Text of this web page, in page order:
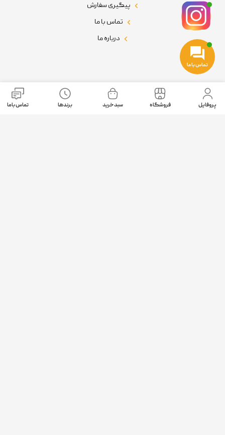
پیگیری سفارش
تماس با ما
درباره ما
نمادهای اعتماد
پروفایل فروشگاه سبد خرید برندها تماس باما
تماس با ما